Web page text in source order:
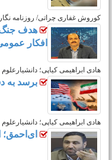
چاره ای جز
کوروش غفاری چراتی/ روزنامه نگار
هدف جنگ
افکار عمومی
هادی ابراهیمی کیاپی؛ دانشیارعلوم
هادی ابراهیمی کیاپی؛ دانشیارعلوم